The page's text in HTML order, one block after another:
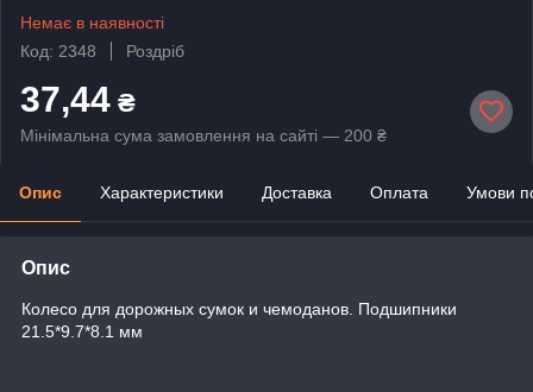
Немає в наявності
Код: 2348
Роздріб
37,44 ₴
Мінімальна сума замовлення на сайті — 200 ₴
Опис Характеристики Доставка Оплата Умови
Опис
Колесо для дорожных сумок и чемоданов. Подшипники
21.5*9.7*8.1 мм